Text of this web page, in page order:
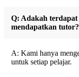
Q: Adakah
mendapatkan tutor?
A: Kami hanya
untuk setiap pelajar.